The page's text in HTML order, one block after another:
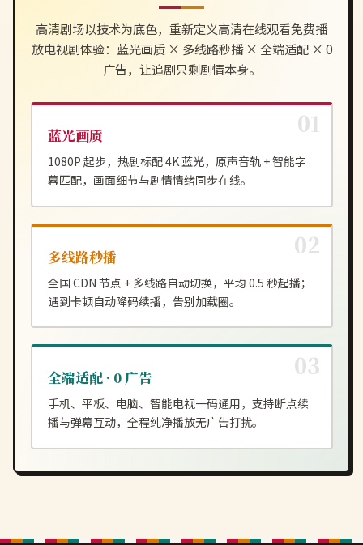
高清剧场以技术为底色，重新定义高清在线观看免费播
放电视剧体验：蓝光画质 × 多线路秒播 × 全端适配 × 0
广告，让追剧只剩剧情本身。
蓝光画质
1080P 起步，热剧标配 4K 蓝光，原声音轨 + 智能字
幕匹配，画面细节与剧情情绪同步在线。
多线路秒播
全国 CDN 节点 + 多线路自动切换，平均 0.5 秒起播；
遇到卡顿自动降码续播，告别加载圈。
全端适配 · 0 广告
手机、平板、电脑、智能电视一码通用，支持断点续
播与弹幕互动，全程纯净播放无广告打扰。